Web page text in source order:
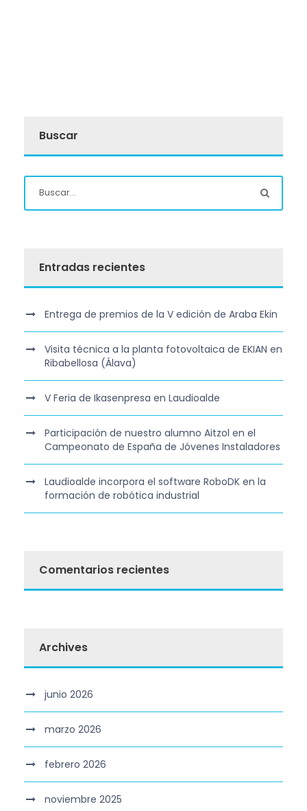
Buscar
Entradas recientes
Entrega de premios de la V edición de Araba Ekin
Visita técnica a la planta fotovoltaica de EKIAN en
Ribabellosa (Álava)
V Feria de Ikasenpresa en Laudioalde
Participación de nuestro alumno Aitzol en el
Campeonato de España de Jóvenes Instaladores
Laudioalde incorpora el software RoboDK en la
formación de robótica industrial
Comentarios recientes
Archives
junio 2026
marzo 2026
febrero 2026
noviembre 2025